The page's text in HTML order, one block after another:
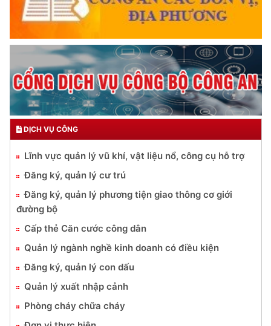
DỊCH VỤ CÔNG
Lĩnh vực quản lý vũ khí, vật liệu nổ, công cụ hỗ trợ
Đăng ký, quản lý cư trú
Đăng ký, quản lý phương tiện giao thông cơ giới
đường bộ
Cấp thẻ Căn cước công dân
Quản lý ngành nghề kinh doanh có điều kiện
Đăng ký, quản lý con dấu
Quản lý xuất nhập cảnh
Phòng cháy chữa cháy